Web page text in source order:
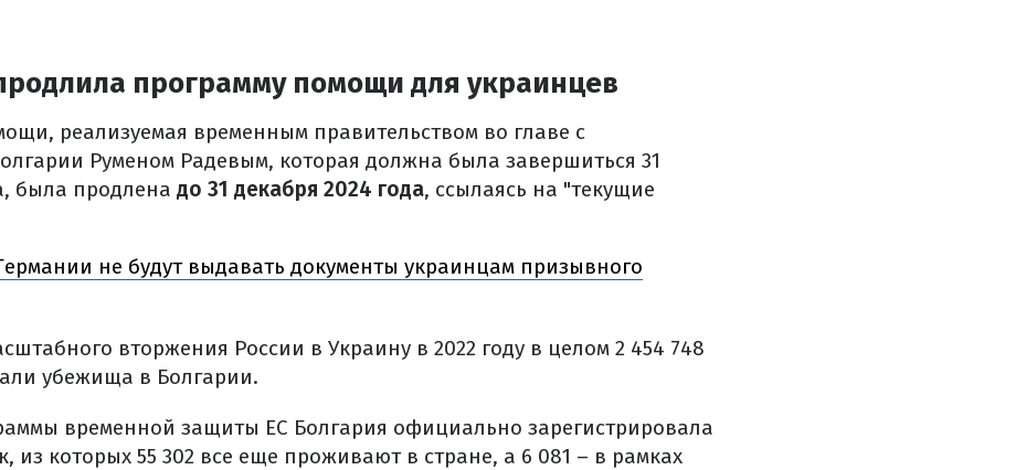
программу помощи для украинцев
реализуемая временным правительством во главе с
Руменом Радевым, которая должна была завершиться 31
была продлена до 31 декабря 2024 года, ссылаясь на "текущие
не будут выдавать документы украинцам призывного
вторжения России в Украину в 2022 году в целом 2 454 748
убежища в Болгарии.
временной защиты ЕС Болгария официально зарегистрировала
из которых 55 302 все еще проживают в стране, а 6 081 – в рамках